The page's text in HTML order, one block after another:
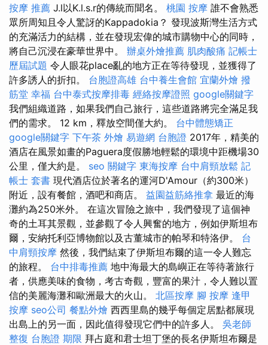
按摩 推薦 J.l以K.l.s.r的傳統而聞名。 桃園 按摩 誰不會熟悉
眾所周知且令人驚訝的Kappadokia？ 發現波斯灣生活方式
的充滿活力的結構，並在發現宏偉的城市購物中心的同時，
將自己沉浸在豪華世界中。 辦桌外燴推薦 肌肉酸痛 記帳士
歷屆試題 令人眼花place亂的地方正在等待發現，並獲得了
許多誘人的折扣。 台胞證高雄 台中養生會館 宜蘭外燴 撥
筋堂 幸福 台中泰式按摩排毒 經絡按摩證照 google關鍵字
我們組織道路，如果我們自己旅行，這些道路將完全滿足我
們的需求。 12 km，釋放空間僅大約。 台中體態矯正
google關鍵字 下午茶 外燴 易遊網 台胞證 2017年，精美的
酒店在風景如畫的Paguera度假勝地輕鬆的環境中距機場30
公里，僅大約是。 seo 關鍵字 東海按摩 台中肩頸放鬆 記
帳士 套書 現代酒店位於著名的運河D'Amour（約300米）
附近，設有餐館，酒吧和商店。 益園益筋絡推拿 最近的海
灘約為250米外。 在這次冒險之旅中，我們發現了這個神
奇的土耳其景觀，並參觀了令人興奮的地方，例如伊斯坦布
爾，安納托利亞博物館以及古董城市的帕琴和特洛伊。 台
中肩頸按摩 然後，我們結束了伊斯坦布爾的這一令人難忘
的旅程。 台中排毒推薦 地中海最大的島嶼正在等待著旅行
者，供應美味的食物，考古奇觀，豐富的果汁，令人難以置
信的美麗海灘和歐洲最大的火山。 北區按摩 腳 按摩 逢甲
按摩 seo公司 餐點外燴 西西里島的幾乎每個定居點都展現
出島上的另一面，因此值得發現它們中的許多人。 吳老師
整復 台胞證 期限 拜占庭和君士坦丁堡的長名伊斯坦布爾是